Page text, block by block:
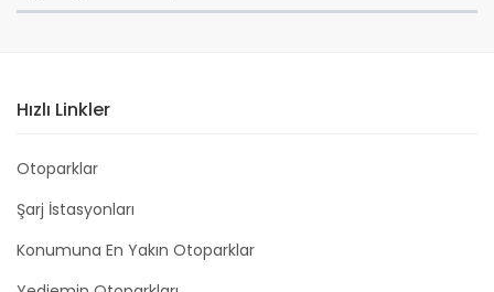
Hızlı Linkler
Otoparklar
Şarj İstasyonları
Konumuna En Yakın Otoparklar